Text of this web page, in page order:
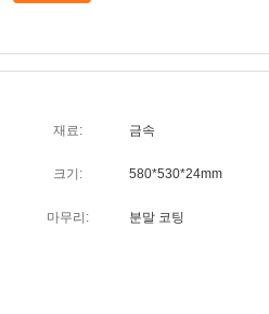
재료: 금속
크기: 580*530*24mm
마무리: 분말 코팅